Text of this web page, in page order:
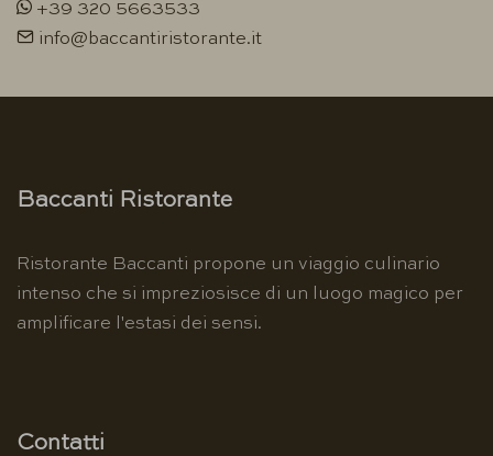
+39 320 5663533
info@baccantiristorante.it
Baccanti Ristorante
Ristorante Baccanti propone un viaggio culinario
intenso che si impreziosisce di un luogo magico per
amplificare l'estasi dei sensi.
Contatti